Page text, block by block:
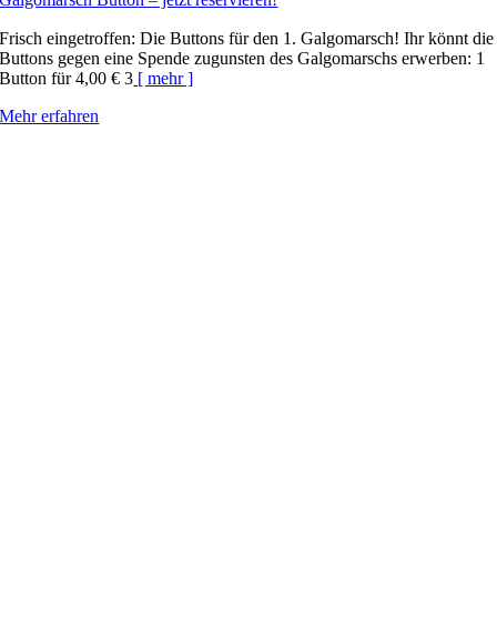
Frisch eingetroffen: Die Buttons für den 1. Galgomarsch! Ihr könnt die
Buttons gegen eine Spende zugunsten des Galgomarschs erwerben: 1
Button für 4,00 € 3 [ mehr ]
Mehr erfahren